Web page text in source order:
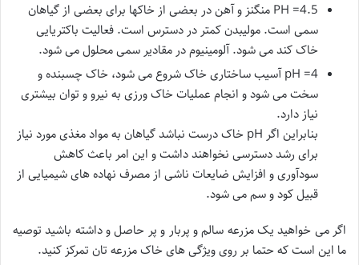
PH =4.5 منگنز و آهن در بعضی از خاکها برای بعضی از گیاهان
سمی است. مولیبدن کمتر در دسترس است. فعالیت باکتریایی
خاک کند می شود. آلومینیوم در مقادیر سمی محلول می شود.
pH =4 آسیب ساختاری خاک شروع می شود، خاک چسبنده و
سخت می شود و انجام عملیات خاک ورزی به نیرو و توان بیشتری
نیاز دارد.
بنابراین اگر pH خاک درست نباشد گیاهان به مواد مغذی مورد نیاز
برای رشد دسترسی نخواهند داشت و این امر باعث کاهش
سودآوری و افزایش ضایعات ناشی از مصرف نهاده های شیمیایی از
قبیل کود و سم می شود.
اگر می خواهید یک مزرعه سالم و پربار و پر حاصل و داشته باشید توصیه
ما این است که حتما بر روی ویژگی های خاک مزرعه تان تمرکز کنید.